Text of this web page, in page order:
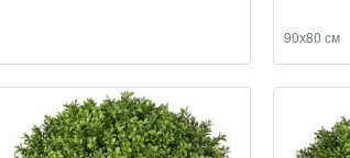
90х80 см